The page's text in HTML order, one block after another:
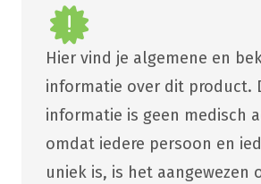
Hier vind je algemene en
informatie over dit product.
informatie is geen medisch
omdat iedere persoon en
uniek is, is het aangewezen